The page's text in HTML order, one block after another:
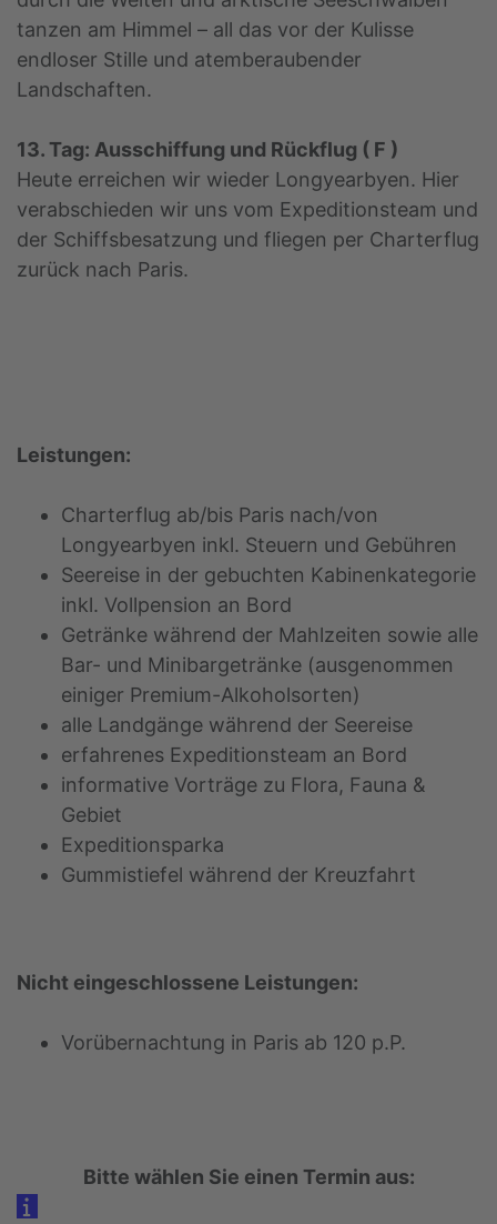
tanzen am Himmel – all das vor der Kulisse
endloser Stille und atemberaubender
Landschaften.
13. Tag: Ausschiffung und Rückflug ( F )
Heute erreichen wir wieder Longyearbyen. Hier
verabschieden wir uns vom Expeditionsteam und
der Schiffsbesatzung und fliegen per Charterflug
zurück nach Paris.
Leistungen:
Charterflug ab/bis Paris nach/von
Longyearbyen inkl. Steuern und Gebühren
Seereise in der gebuchten Kabinenkategorie
inkl. Vollpension an Bord
Getränke während der Mahlzeiten sowie alle
Bar- und Minibargetränke (ausgenommen
einiger Premium-Alkoholsorten)
alle Landgänge während der Seereise
erfahrenes Expeditionsteam an Bord
informative Vorträge zu Flora, Fauna &
Gebiet
Expeditionsparka
Gummistiefel während der Kreuzfahrt
Nicht eingeschlossene Leistungen:
Vorübernachtung in Paris ab 120 p.P.
Bitte wählen Sie einen Termin aus: